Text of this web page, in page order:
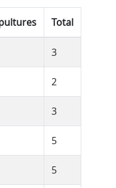
Total
3
2
3
5
5